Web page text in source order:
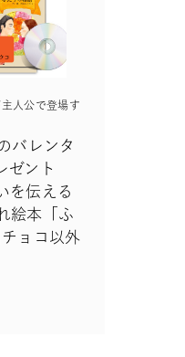
人公で登場す
バレンタ
ゼント
を伝える
絵本「ふ
ョコ以外